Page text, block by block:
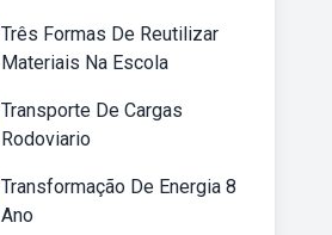
Três Formas De Reutilizar
Materiais Na Escola
Transporte De Cargas
Rodoviario
Transformação De Energia 8
Ano